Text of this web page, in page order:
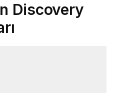
Discovery